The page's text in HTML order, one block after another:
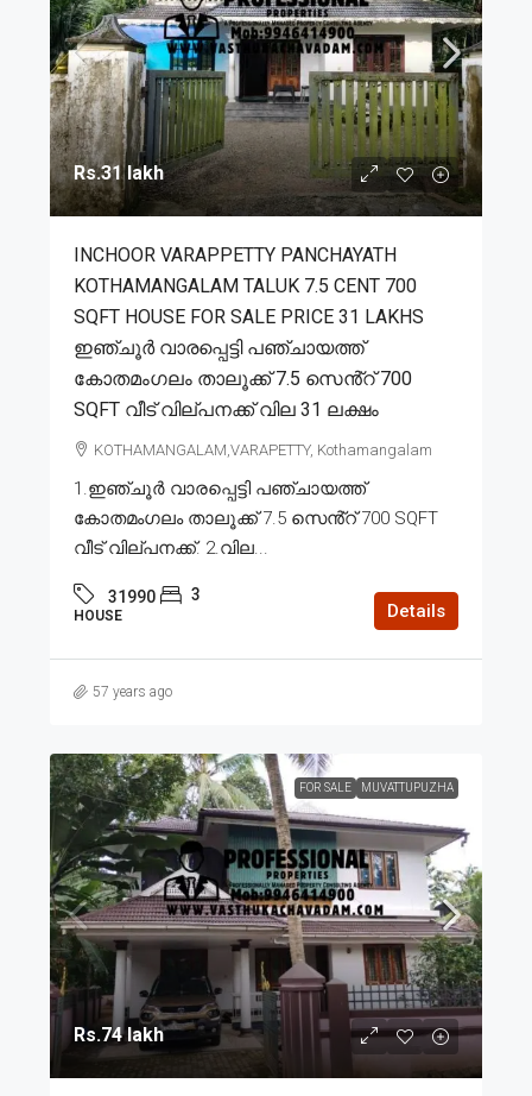
Rs.31 lakh
INCHOOR VARAPPETTY PANCHAYATH
KOTHAMANGALAM TALUK 7.5 CENT 700
SQFT HOUSE FOR SALE PRICE 31 LAKHS
ഇഞ്ചൂർ വാരപ്പെട്ടി പഞ്ചായത്ത്
കോതമംഗലം താലൂക്ക് 7.5 സെൻ്റ് 700
SQFT വീട് വില്പനക്ക് വില 31 ലക്ഷം
KOTHAMANGALAM,VARAPETTY, Kothamangalam
1.ഇഞ്ചൂർ വാരപ്പെട്ടി പഞ്ചായത്ത്
കോതമംഗലം താലൂക്ക് 7.5 സെൻ്റ് 700 SQFT
വീട് വില്പനക്ക്. 2.വില...
31990 3
HOUSE Details
57 years ago
FOR SALE MUVATTUPUZHA
Rs.74 lakh